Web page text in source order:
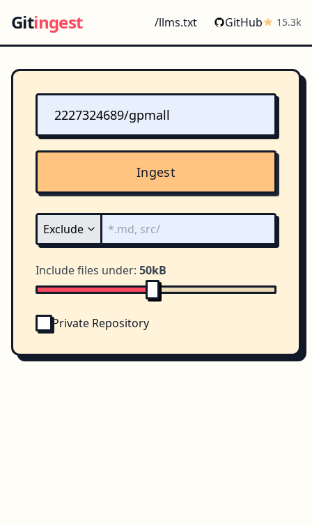
Gitingest /llms.txt GitHub 15.3k
Ingest
Include files under: 50kB
Private Repository